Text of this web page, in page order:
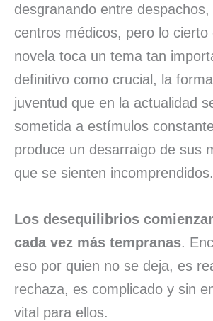
desgranando entre
centros médicos, pero lo cierto
novela toca un tema tan
definitivo como crucial, la
juventud que en la actualidad
sometida a estímulos
produce un desarraigo de sus
que se sienten incomprendidos.
Los desequilibrios
cada vez más tempranas.
eso por quien no se deja, es
rechaza, es complicado y sin
vital para ellos.